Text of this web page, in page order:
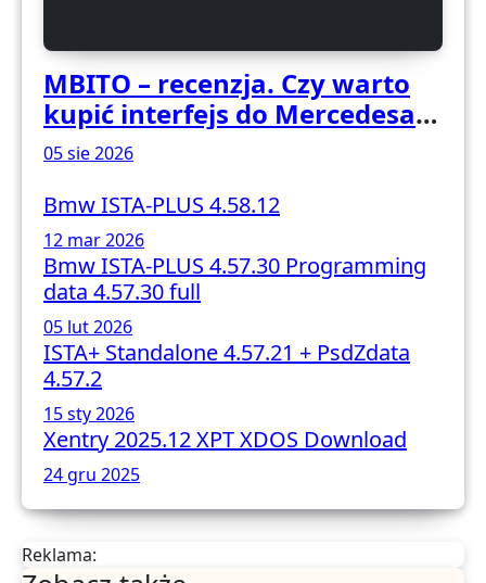
MBITO – recenzja. Czy warto
kupić interfejs do Mercedesa?
Test, opinia i możliwości
kodowania
05 sie 2026
Bmw ISTA-PLUS 4.58.12
12 mar 2026
Bmw ISTA-PLUS 4.57.30 Programming
data 4.57.30 full
05 lut 2026
ISTA+ Standalone 4.57.21 + PsdZdata
4.57.2
15 sty 2026
Xentry 2025.12 XPT XDOS Download
24 gru 2025
Reklama: